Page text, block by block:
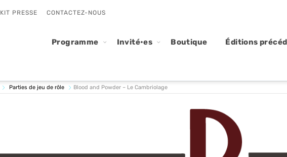
KIT PRESSE CONTACTEZ-NOUS
Programme Invité•es Boutique Éditions
Parties de jeu de rôle Blood and Powder – Le Cambriolage